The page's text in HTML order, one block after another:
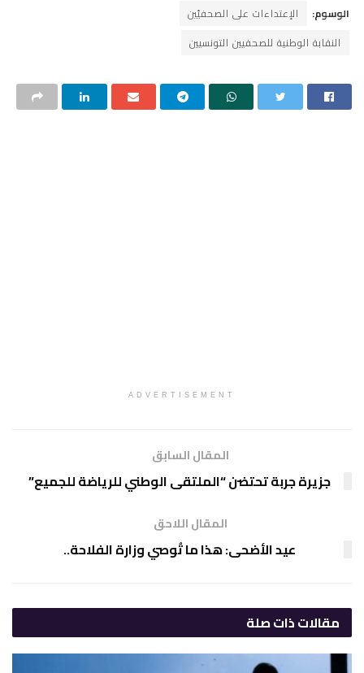
الوسوم:
الإعتداءات على الصحفيّين
النقابة الوطنية للصحفيين التونسيين
ADVERTISEMENT
المقال السابق
جزيرة جربة تحتضن “الملتقى الوطني للرياضة للجميع”
المقال اللاحق
عيد الأضحى: هذا ما تُوصي وزارة الفلاحة..
مقالاتذات صلة